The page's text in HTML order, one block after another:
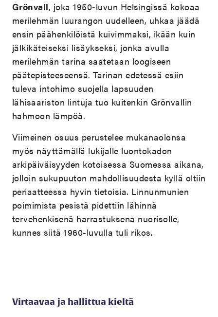
Grönvall, joka 1950-luvun Helsingissä kokoaa
merilehmän luurangon uudelleen, uhkaa jäädä
ensin päähenkilöistä kuivimmaksi, ikään kuin
jälkikäteiseksi lisäykseksi, jonka avulla
merilehmän tarina saatetaan loogiseen
päätepisteeseensä. Tarinan edetessä esiin
tuleva intohimo suojella lapsuuden
lähisaariston lintuja tuo kuitenkin Grönvallin
hahmoon lämpöä.
Viimeinen osuus perustelee mukanaolonsa
myös näyttämällä lukijalle luontokadon
arkipäiväisyyden kotoisessa Suomessa aikana,
jolloin sukupuuton mahdollisuudesta kyllä oltiin
periaatteessa hyvin tietoisia. Linnunmunien
poimimista pesistä pidettiin lähinnä
tervehenkisenä harrastuksena nuorisolle,
kunnes siitä 1960-luvulla tuli rikos.
Virtaavaa ja hallittua kieltä